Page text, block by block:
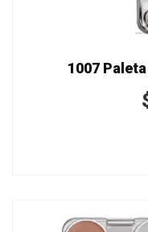
1007